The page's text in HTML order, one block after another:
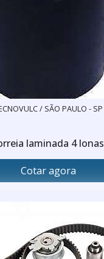
/ SÃO PAULO - SP
laminada 4 lonas
Cotar agora